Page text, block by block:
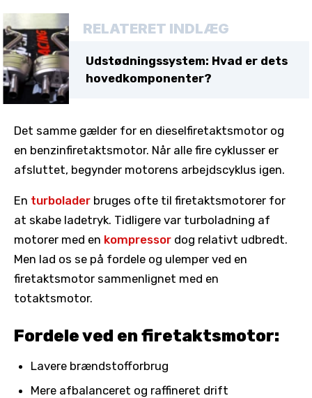
RELATERET INDLÆG
Udstødningssystem: Hvad er dets
hovedkomponenter?
Det samme gælder for en dieselfiretaktsmotor og
en benzinfiretaktsmotor. Når alle fire cyklusser er
afsluttet, begynder motorens arbejdscyklus igen.
En turbolader bruges ofte til firetaktsmotorer for
at skabe ladetryk. Tidligere var turboladning af
motorer med en kompressor dog relativt udbredt.
Men lad os se på fordele og ulemper ved en
firetaktsmotor sammenlignet med en
totaktsmotor.
Fordele ved en firetaktsmotor:
Lavere brændstofforbrug
Mere afbalanceret og raffineret drift